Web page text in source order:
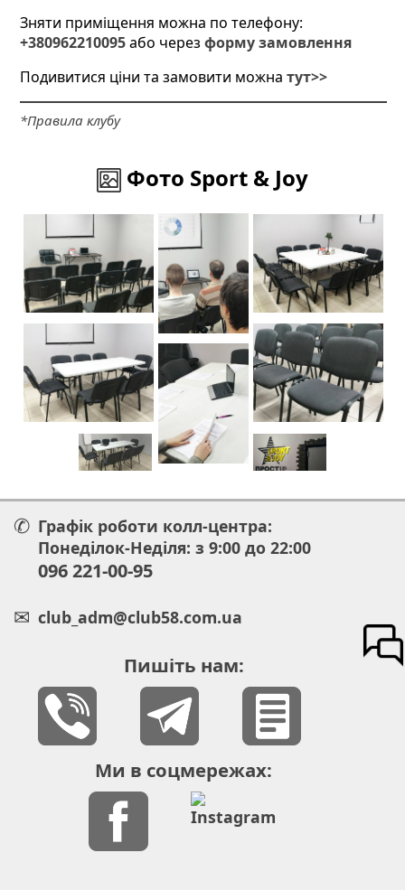
Зняти приміщення можна по телефону:
+380962210095або черезформу замовлення
Подивитися ціни та замовити можнатут>>
*Правила клубу
Фото Sport & Joy
Графік роботи колл-центра:
Понеділок-Неділя: з 9:00 до 22:00
096 221-00-95
club_adm@club58.com.ua
Пишіть нам:
Ми в соцмережах: